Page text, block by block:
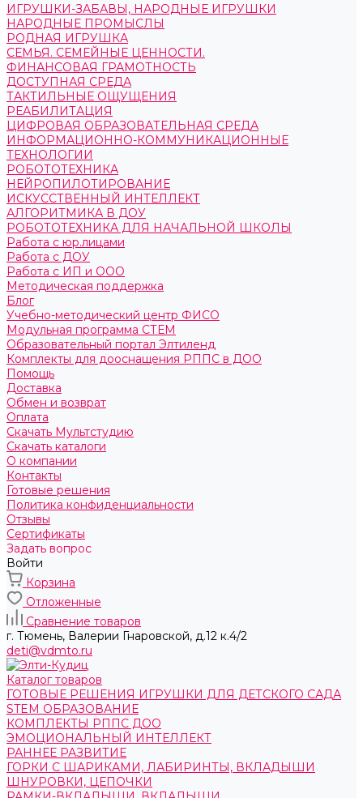
ИГРУШКИ-ЗАБАВЫ, НАРОДНЫЕ ИГРУШКИ
НАРОДНЫЕ ПРОМЫСЛЫ
РОДНАЯ ИГРУШКА
СЕМЬЯ. СЕМЕЙНЫЕ ЦЕННОСТИ.
ФИНАНСОВАЯ ГРАМОТНОСТЬ
ДОСТУПНАЯ СРЕДА
ТАКТИЛЬНЫЕ ОЩУЩЕНИЯ
РЕАБИЛИТАЦИЯ
ЦИФРОВАЯ ОБРАЗОВАТЕЛЬНАЯ СРЕДА
ИНФОРМАЦИОННО-КОММУНИКАЦИОННЫЕ
ТЕХНОЛОГИИ
РОБОТОТЕХНИКА
НЕЙРОПИЛОТИРОВАНИЕ
ИСКУССТВЕННЫЙ ИНТЕЛЛЕКТ
АЛГОРИТМИКА В ДОУ
РОБОТОТЕХНИКА ДЛЯ НАЧАЛЬНОЙ ШКОЛЫ
Работа с юр.лицами
Работа с ДОУ
Работа с ИП и ООО
Методическая поддержка
Блог
Учебно-методический центр ФИСО
Модульная программа СТЕМ
Образовательный портал Элтиленд
Комплекты для дооснащения РППС в ДОО
Помощь
Доставка
Обмен и возврат
Оплата
Скачать Мультстудию
Скачать каталоги
О компании
Контакты
Готовые решения
Политика конфиденциальности
Отзывы
Сертификаты
Задать вопрос
Войти
Корзина
Отложенные
Сравнение товаров
г. Тюмень, ​Валерии Гнаровской, д.12 к.4/2
deti@vdmto.ru
Каталог товаров
ГОТОВЫЕ РЕШЕНИЯ ИГРУШКИ ДЛЯ ДЕТСКОГО САДА
STEM ОБРАЗОВАНИЕ
КОМПЛЕКТЫ РППС ДОО
ЭМОЦИОНАЛЬНЫЙ ИНТЕЛЛЕКТ
РАННЕЕ РАЗВИТИЕ
ГОРКИ С ШАРИКАМИ, ЛАБИРИНТЫ, ВКЛАДЫШИ
ШНУРОВКИ, ЦЕПОЧКИ